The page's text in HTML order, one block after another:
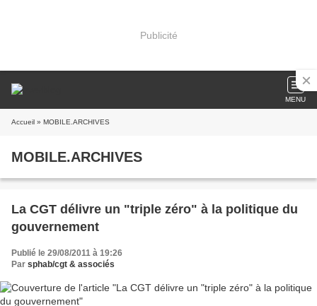
Publicité
MENU
Accueil » MOBILE.ARCHIVES
MOBILE.ARCHIVES
La CGT délivre un "triple zéro" à la politique du
gouvernement
Publié le 29/08/2011 à 19:26
Par sphab/cgt & associés